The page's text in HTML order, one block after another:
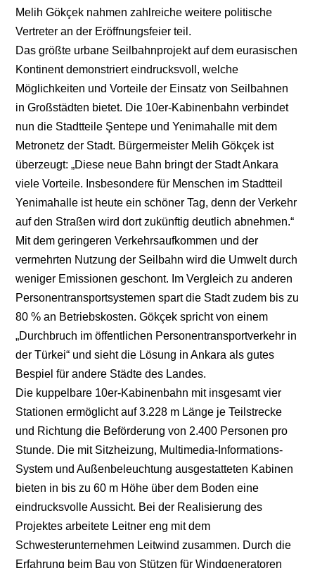
Melih Gökçek nahmen zahlreiche weitere politische
Vertreter an der Eröffnungsfeier teil.
Das größte urbane Seilbahnprojekt auf dem eurasischen
Kontinent demonstriert eindrucksvoll, welche
Möglichkeiten und Vorteile der Einsatz von Seilbahnen
in Großstädten bietet. Die 10er-Kabinenbahn verbindet
nun die Stadtteile Şentepe und Yenimahalle mit dem
Metronetz der Stadt. Bürgermeister Melih Gökçek ist
überzeugt: „Diese neue Bahn bringt der Stadt Ankara
viele Vorteile. Insbesondere für Menschen im Stadtteil
Yenimahalle ist heute ein schöner Tag, denn der Verkehr
auf den Straßen wird dort zukünftig deutlich abnehmen.“
Mit dem geringeren Verkehrsaufkommen und der
vermehrten Nutzung der Seilbahn wird die Umwelt durch
weniger Emissionen geschont. Im Vergleich zu anderen
Personentransportsystemen spart die Stadt zudem bis zu
80 % an Betriebskosten. Gökçek spricht von einem
„Durchbruch im öffentlichen Personentransportverkehr in
der Türkei“ und sieht die Lösung in Ankara als gutes
Bespiel für andere Städte des Landes.
Die kuppelbare 10er-Kabinenbahn mit insgesamt vier
Stationen ermöglicht auf 3.228 m Länge je Teilstrecke
und Richtung die Beförderung von 2.400 Personen pro
Stunde. Die mit Sitzheizung, Multimedia-Informations-
System und Außenbeleuchtung ausgestatteten Kabinen
bieten in bis zu 60 m Höhe über dem Boden eine
eindrucksvolle Aussicht. Bei der Realisierung des
Projektes arbeitete Leitner eng mit dem
Schwesterunternehmen Leitwind zusammen. Durch die
Erfahrung beim Bau von Stützen für Windgeneratoren